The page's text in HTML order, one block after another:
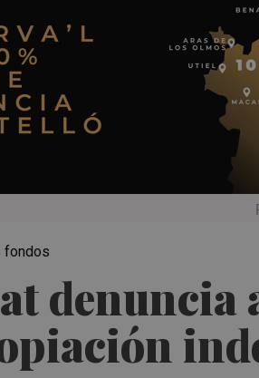
fondos